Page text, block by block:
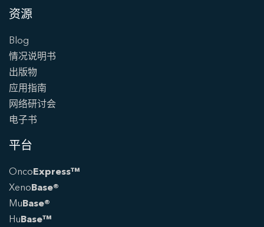
资源
Blog
情况说明书
出版物
应用指南
网络研讨会
电子书
平台
OncoExpress™
XenoBase®
MuBase®
HuBase™